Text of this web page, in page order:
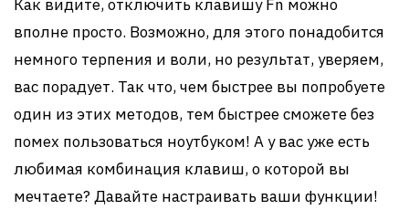
Как видите, отключить клавишу Fn можно
вполне просто. Возможно, для этого понадобится
немного терпения и воли, но результат, уверяем,
вас порадует. Так что, чем быстрее вы попробуете
один из этих методов, тем быстрее сможете без
помех пользоваться ноутбуком! А у вас уже есть
любимая комбинация клавиш, о которой вы
мечтаете? Давайте настраивать ваши функции!